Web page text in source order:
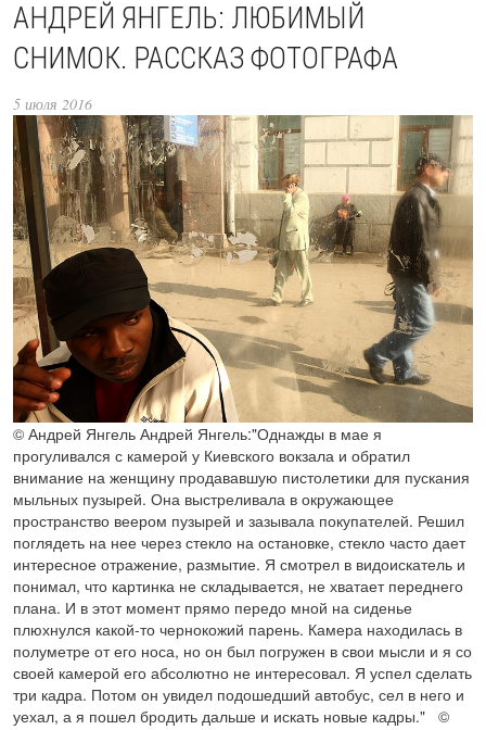
АНДРЕЙ ЯНГЕЛЬ: ЛЮБИМЫЙ
СНИМОК. РАССКАЗ ФОТОГРАФА
5 июля 2016
© Андрей Янгель Андрей Янгель:"Однажды в мае я
прогуливался с камерой у Киевского вокзала и обратил
внимание на женщину продававшую пистолетики для пускания
мыльных пузырей. Она выстреливала в окружающее
пространство веером пузырей и зазывала покупателей. Решил
поглядеть на нее через стекло на остановке, стекло часто дает
интересное отражение, размытие. Я смотрел в видоискатель и
понимал, что картинка не складывается, не хватает переднего
плана. И в этот момент прямо передо мной на сиденье
плюхнулся какой-то чернокожий парень. Камера находилась в
полуметре от его носа, но он был погружен в свои мысли и я со
своей камерой его абсолютно не интересовал. Я успел сделать
три кадра. Потом он увидел подошедший автобус, сел в него и
уехал, а я пошел бродить дальше и искать новые кадры." ©